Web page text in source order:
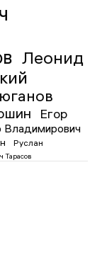
Леонид
Егор
Владимирович
Руслан
Тарасов